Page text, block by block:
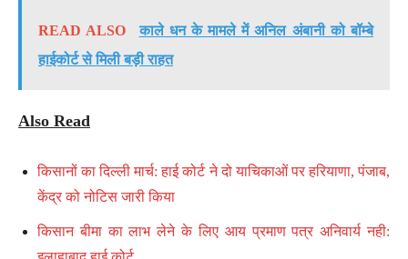
READ ALSO
काले धन के मामले में अनिल अंबानी को बॉम्बे
हाईकोर्ट से मिली बड़ी राहत
Also Read
किसानों का दिल्ली मार्च: हाई कोर्ट ने दो याचिकाओं पर हरियाणा, पंजाब,
केंद्र को नोटिस जारी किया
किसान बीमा का लाभ लेने के लिए आय प्रमाण पत्र अनिवार्य नही: